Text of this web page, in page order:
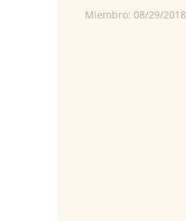
Miembro: 08/29/2018